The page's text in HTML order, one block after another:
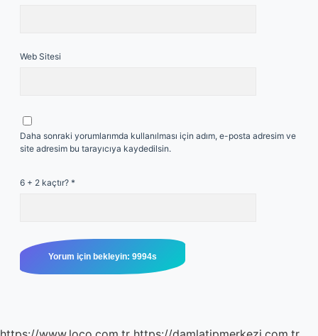
Web Sitesi
Daha sonraki yorumlarımda kullanılması için adım, e-posta adresim ve
site adresim bu tarayıcıya kaydedilsin.
6 + 2 kaçtır? *